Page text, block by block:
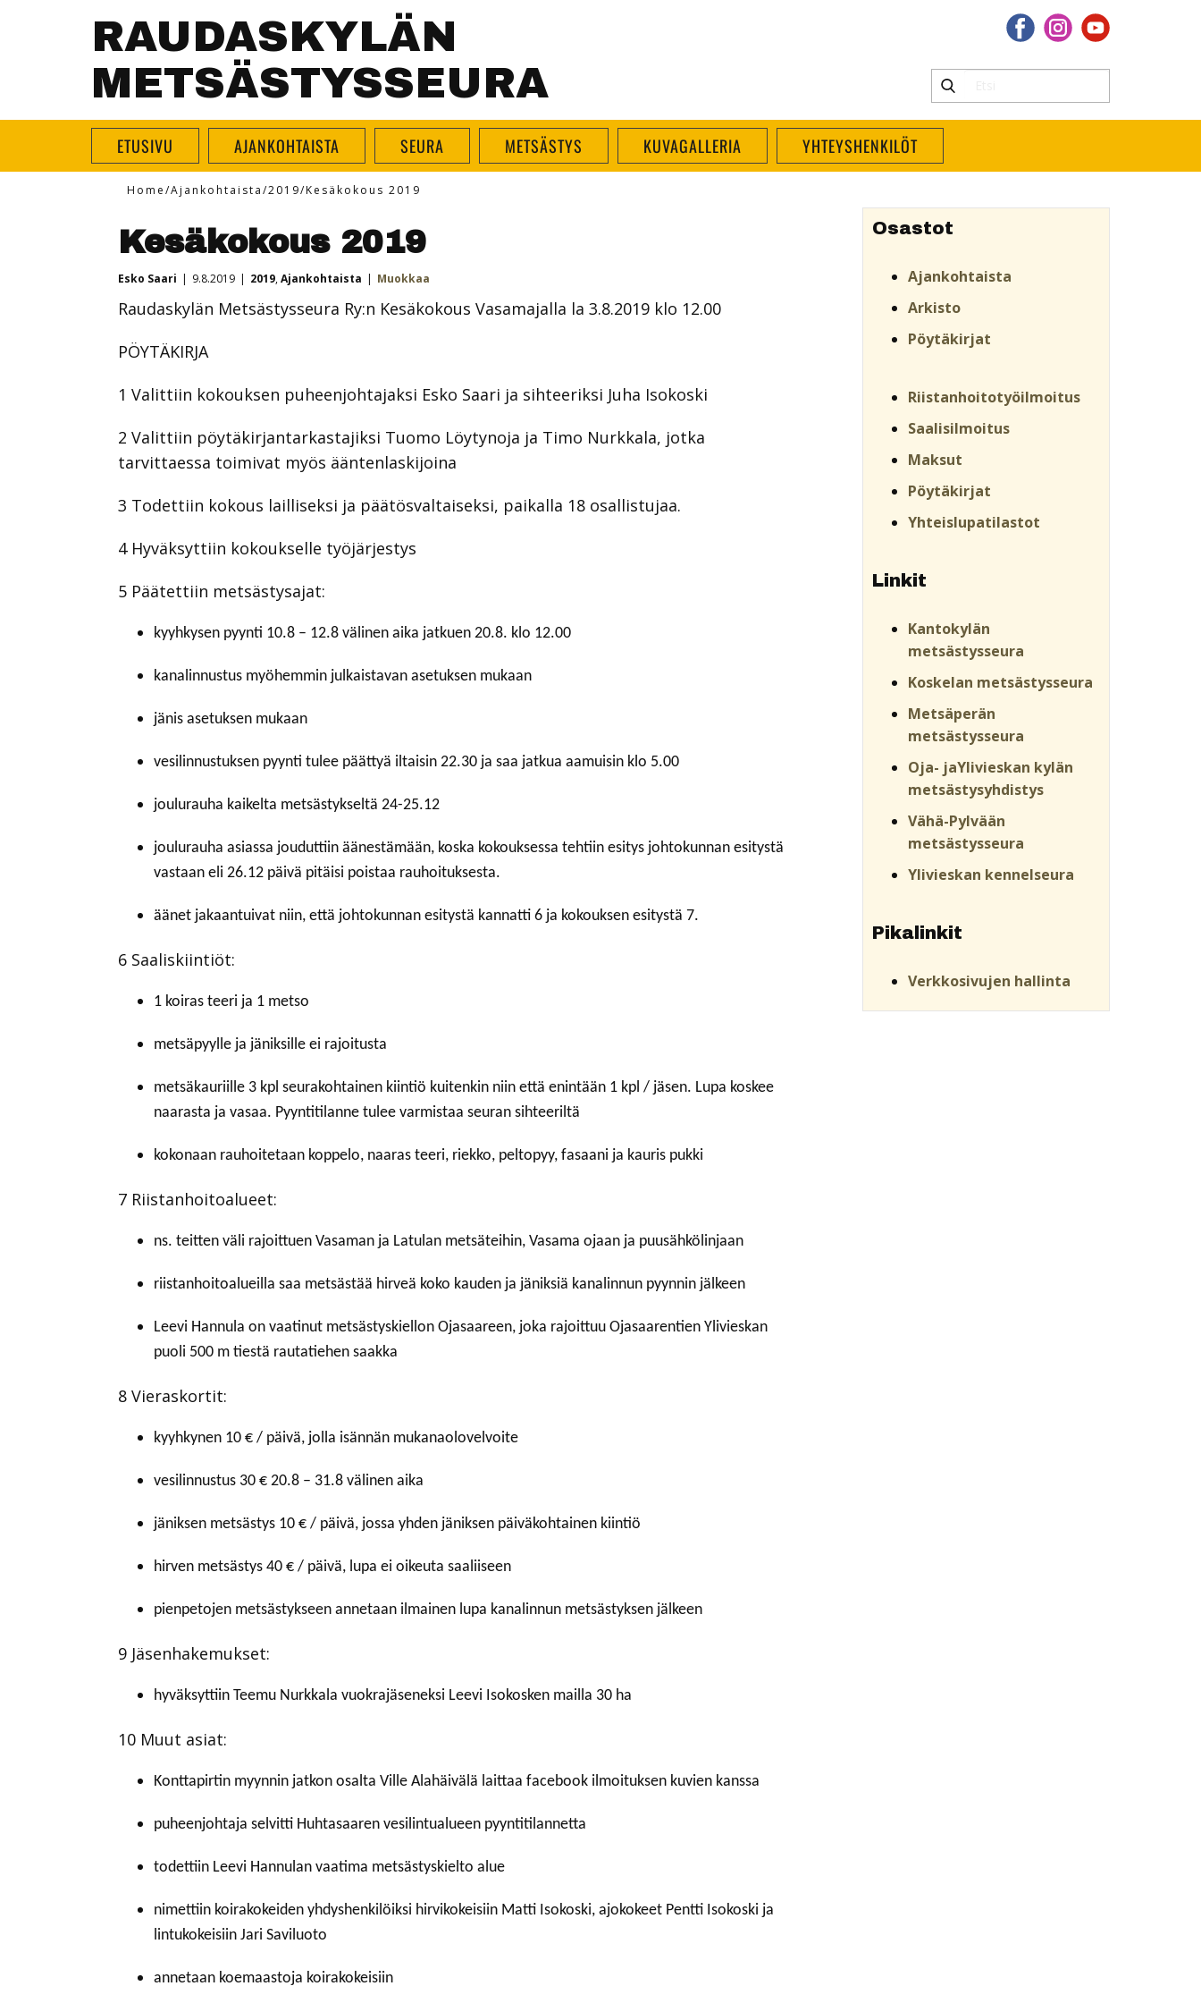
RAUDASKYLÄN
METSÄSTYSSEURA
ETUSIVU AJANKOHTAISTA SEURA METSÄSTYS KUVAGALLERIA YHTEYSHENKILÖT
Home/Ajankohtaista/2019/Kesäkokous 2019
Kesäkokous 2019
Esko Saari 9.8.2019 2019,Ajankohtaista Muokkaa
Raudaskylän Metsästysseura Ry:n Kesäkokous Vasamajalla la 3.8.2019 klo 12.00
PÖYTÄKIRJA
1 Valittiin kokouksen puheenjohtajaksi Esko Saari ja sihteeriksi Juha Isokoski
2 Valittiin pöytäkirjantarkastajiksi Tuomo Löytynoja ja Timo Nurkkala, jotka
tarvittaessa toimivat myös ääntenlaskijoina
3 Todettiin kokous lailliseksi ja päätösvaltaiseksi, paikalla 18 osallistujaa.
4 Hyväksyttiin kokoukselle työjärjestys
5 Päätettiin metsästysajat:
kyyhkysen pyynti 10.8 – 12.8 välinen aika jatkuen 20.8. klo 12.00
kanalinnustus myöhemmin julkaistavan asetuksen mukaan
jänis asetuksen mukaan
vesilinnustuksen pyynti tulee päättyä iltaisin 22.30 ja saa jatkua aamuisin klo 5.00
joulurauha kaikelta metsästykseltä 24-25.12
joulurauha asiassa jouduttiin äänestämään, koska kokouksessa tehtiin esitys johtokunnan esitystä
vastaan eli 26.12 päivä pitäisi poistaa rauhoituksesta.
äänet jakaantuivat niin, että johtokunnan esitystä kannatti 6 ja kokouksen esitystä 7.
6 Saaliskiintiöt:
1 koiras teeri ja 1 metso
metsäpyylle ja jäniksille ei rajoitusta
metsäkauriille 3 kpl seurakohtainen kiintiö kuitenkin niin että enintään 1 kpl / jäsen. Lupa koskee
naarasta ja vasaa. Pyyntitilanne tulee varmistaa seuran sihteeriltä
kokonaan rauhoitetaan koppelo, naaras teeri, riekko, peltopyy, fasaani ja kauris pukki
7 Riistanhoitoalueet:
ns. teitten väli rajoittuen Vasaman ja Latulan metsäteihin, Vasama ojaan ja puusähkölinjaan
riistanhoitoalueilla saa metsästää hirveä koko kauden ja jäniksiä kanalinnun pyynnin jälkeen
Leevi Hannula on vaatinut metsästyskiellon Ojasaareen, joka rajoittuu Ojasaarentien Ylivieskan
puoli 500 m tiestä rautatiehen saakka
8 Vieraskortit:
kyyhkynen 10 € / päivä, jolla isännän mukanaolovelvoite
vesilinnustus 30 € 20.8 – 31.8 välinen aika
jäniksen metsästys 10 € / päivä, jossa yhden jäniksen päiväkohtainen kiintiö
hirven metsästys 40 € / päivä, lupa ei oikeuta saaliiseen
pienpetojen metsästykseen annetaan ilmainen lupa kanalinnun metsästyksen jälkeen
9 Jäsenhakemukset:
hyväksyttiin Teemu Nurkkala vuokrajäseneksi Leevi Isokosken mailla 30 ha
10 Muut asiat:
Konttapirtin myynnin jatkon osalta Ville Alahäivälä laittaa facebook ilmoituksen kuvien kanssa
puheenjohtaja selvitti Huhtasaaren vesilintualueen pyyntitilannetta
todettiin Leevi Hannulan vaatima metsästyskielto alue
nimettiin koirakokeiden yhdyshenkilöiksi hirvikokeisiin Matti Isokoski, ajokokeet Pentti Isokoski ja
lintukokeisiin Jari Saviluoto
annetaan koemaastoja koirakokeisiin
Osastot
Ajankohtaista
Arkisto
Pöytäkirjat
Riistanhoitotyöilmoitus
Saalisilmoitus
Maksut
Pöytäkirjat
Yhteislupatilastot
Linkit
Kantokylän
metsästysseura
Koskelan metsästysseura
Metsäperän
metsästysseura
Oja- jaYlivieskan kylän
metsästysyhdistys
Vähä-Pylvään
metsästysseura
Ylivieskan kennelseura
Pikalinkit
Verkkosivujen hallinta